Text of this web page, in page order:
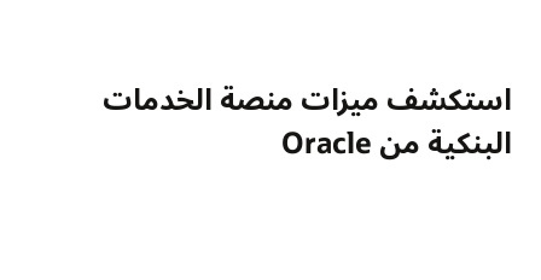
استكشف ميزات منصة الخدمات
البنكية من Oracle